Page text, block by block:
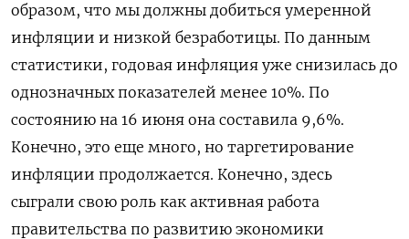
образом, что мы должны добиться умеренной
инфляции и низкой безработицы. По данным
статистики, годовая инфляция уже снизилась до
однозначных показателей менее 10%. По
состоянию на 16 июня она составила 9,6%.
Конечно, это еще много, но таргетирование
инфляции продолжается. Конечно, здесь
сыграли свою роль как активная работа
правительства по развитию экономики